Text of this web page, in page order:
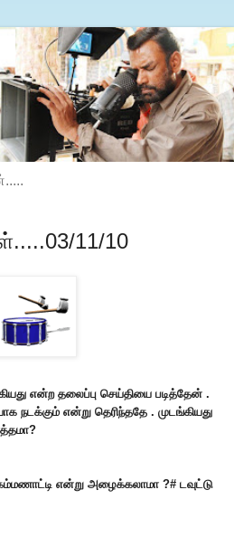
11/10
என்ற தலைப்பு செய்தியை படித்தேன் .
நடக்கும் என்று தெரிந்ததே . முடங்கியது
என்று அழைக்கலாமா ?# டவுட்டு